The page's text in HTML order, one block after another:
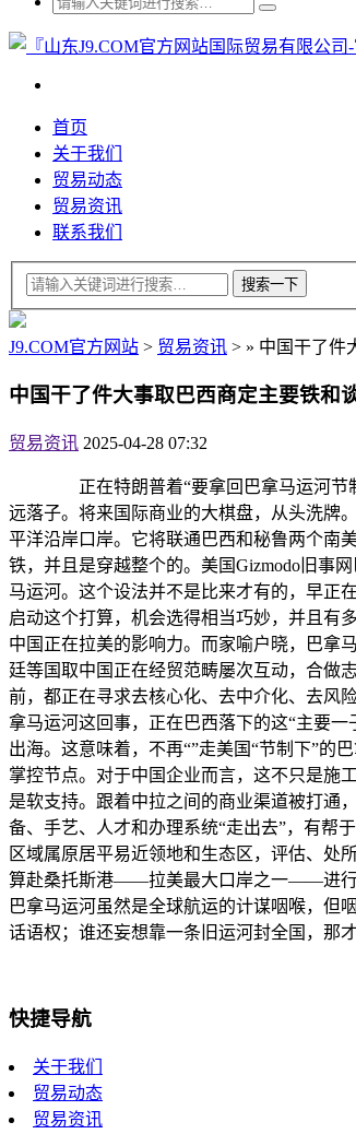
首页
关于我们
贸易动态
贸易资讯
联系我们
J9.COM官方网站 > 贸易资讯 > » 中国干了件
中国干了件大事取巴西商定主要铁和
贸易资讯 2025-04-28 07:32
正在特朗普着“要拿回巴拿马运河节制
远落子。将来国际商业的大棋盘，从头洗牌
平洋沿岸口岸。它将联通巴西和秘鲁两个南
铁，并且是穿越整个的。美国Gizmodo旧事
马运河。这个设法并不是比来才有的，早正
启动这个打算，机会选得相当巧妙，并且有
中国正在拉美的影响力。而家喻户晓，巴拿
廷等国取中国正在经贸范畴屡次互动，合做
前，都正在寻求去核心化、去中介化、去风
拿马运河这回事，正在巴西落下的这“主要
出海。这意味着，不再“”走美国“节制下”的
掌控节点。对于中国企业而言，这不只是施
是软支持。跟着中拉之间的商业渠道被打通
备、手艺、人才和办理系统“走出去”，有帮
区域属原居平易近领地和生态区，评估、处
算赴桑托斯港——拉美最大口岸之一——进行
巴拿马运河虽然是全球航运的计谋咽喉，但
话语权；谁还妄想靠一条旧运河封全国，那
快捷导航
关于我们
贸易动态
贸易资讯